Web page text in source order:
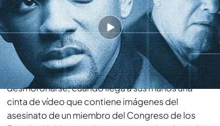
Compartir
La feliz vida familiar y la brillante carrera del
abogado Robert Clayton Dean están a punto de
desmoronarse, cuando llega a sus manos una
cinta de vídeo que contiene imágenes del
asesinato de un miembro del Congreso de los